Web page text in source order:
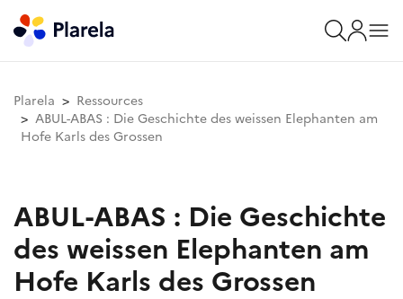
Plarela
Ressources
ABUL-ABAS : Die Geschichte des weissen Elephanten am
Hofe Karls des Grossen
ABUL-ABAS : Die Geschichte
des weissen Elephanten am
Hofe Karls des Grossen